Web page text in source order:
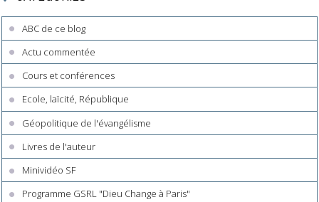
ABC de ce blog
Actu commentée
Cours et conférences
Ecole, laïcité, République
Géopolitique de l'évangélisme
Livres de l'auteur
Minividéo SF
Programme GSRL "Dieu Change à Paris"